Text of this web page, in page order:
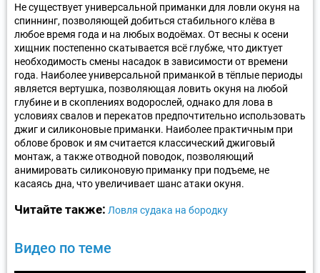
Не существует универсальной приманки для ловли окуня на
спиннинг, позволяющей добиться стабильного клёва в
любое время года и на любых водоёмах. От весны к осени
хищник постепенно скатывается всё глубже, что диктует
необходимость смены насадок в зависимости от времени
года. Наиболее универсальной приманкой в тёплые периоды
является вертушка, позволяющая ловить окуня на любой
глубине и в скоплениях водорослей, однако для лова в
условиях свалов и перекатов предпочтительно использовать
джиг и силиконовые приманки. Наиболее практичным при
облове бровок и ям считается классический джиговый
монтаж, а также отводной поводок, позволяющий
анимировать силиконовую приманку при подъеме, не
касаясь дна, что увеличивает шанс атаки окуня.
Читайте также: Ловля судака на бородку
Видео по теме